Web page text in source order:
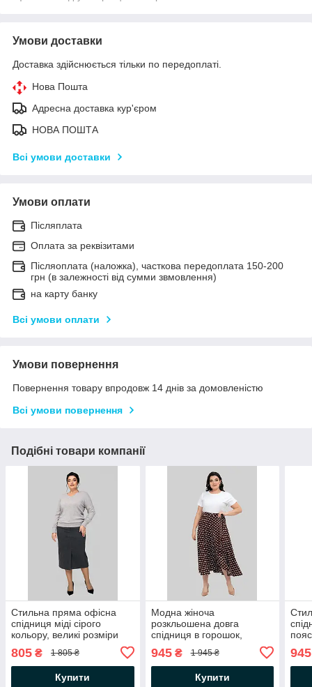
Умови доставки
Доставка здійснюється тільки по передоплаті.
Нова Пошта
Адресна доставка кур'єром
НОВА ПОШТА
Всі умови доставки
Умови оплати
Післяплата
Оплата за реквізитами
Післяоплата (наложка), часткова передоплата 150-200
грн (в залежності від сумми звмовлення)
на карту банку
Всі умови оплати
Умови повернення
Повернення товару впродовж 14 днів за домовленістю
Всі умови повернення
Подібні товари компанії
Стильна пряма офісна
спідниця міді сірого
кольору, великі розміри
805 ₴ 1 805 ₴
Купити
Модна жіноча
розкльошена довга
спідниця в горошок,
945₴ 1 945 ₴
Купити
945